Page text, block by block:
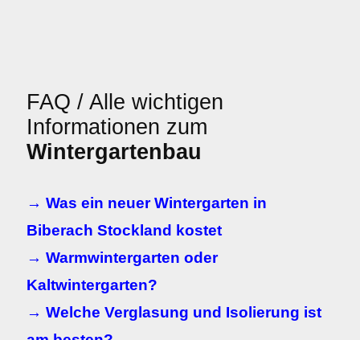
FAQ / Alle wichtigen
Informationen zum
Wintergartenbau
→ Was ein neuer Wintergarten in
Biberach Stockland kostet
→ Warmwintergarten oder
Kaltwintergarten?
→ Welche Verglasung und Isolierung ist